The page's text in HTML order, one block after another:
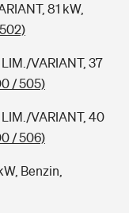
81 kW,
LIM./VARIANT, 37
/ 505)
LIM./VARIANT, 40
/ 506)
Benzin,